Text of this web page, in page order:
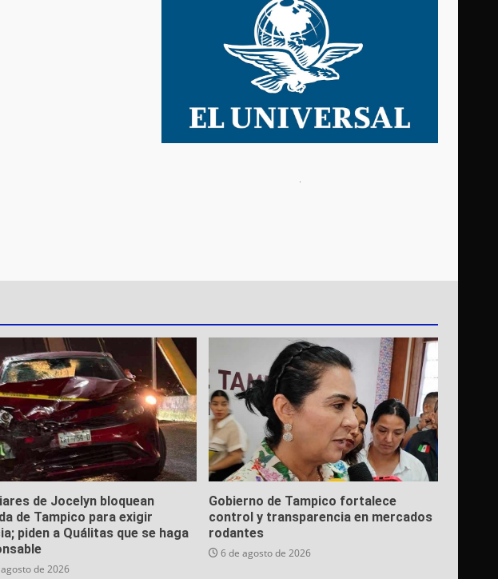
de Jocelyn bloquean
de Tampico para exigir
piden a Quálitas que se haga
de 2026
Gobierno de Tampico fortalece
control y transparencia en mercados
rodantes
6 de agosto de 2026